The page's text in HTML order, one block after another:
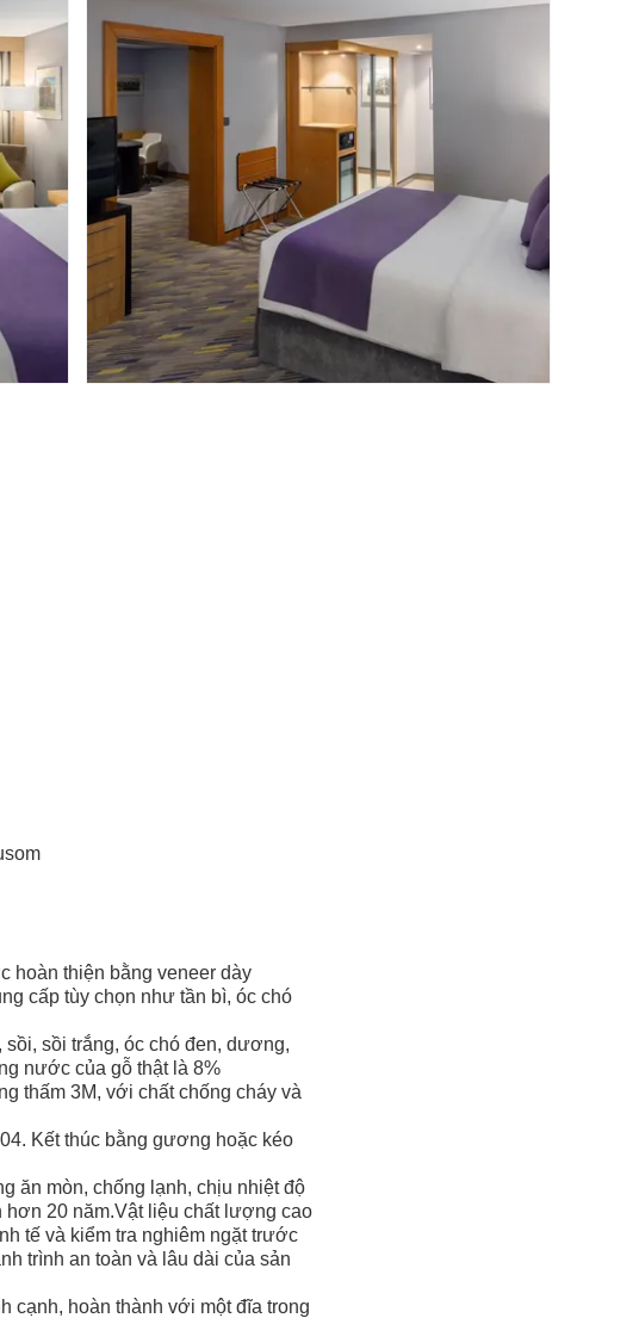
hoàn thiện bằng veneer dày
cấp tùy chọn như tần bì, óc chó
sồi trắng, óc chó đen, dương,
nước của gỗ thật là 8%
thấm 3M, với chất chống cháy và
Kết thúc bằng gương hoặc kéo
ăn mòn, chống lạnh, chịu nhiệt độ
hơn 20 năm.Vật liệu chất lượng cao
tế và kiểm tra nghiêm ngặt trước
trình an toàn và lâu dài của sản
cạnh, hoàn thành với một đĩa trong